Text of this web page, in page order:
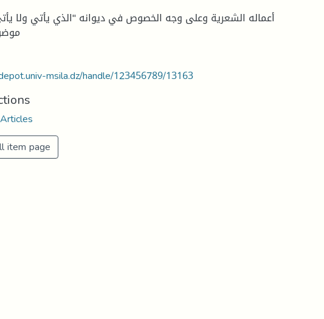
أعماله الشعرية وعلى وجه الخصوص في ديوانه "الذي يأتي ولا
msila.dz/handle/123456789/13163
item page